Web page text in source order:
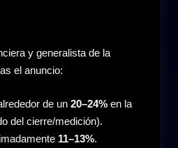
y generalista de la
el anuncio:
de un 20–24% en la
del cierre/medición).
11–13%.